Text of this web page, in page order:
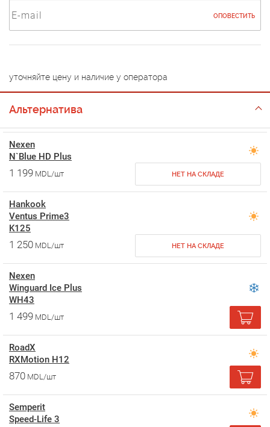
ОПОВЕСТИТЬ
уточняйте цену и наличие у оператора
Альтернатива
Nexen
N`Blue HD Plus
1 199 MDL/шт НЕТ НА СКЛАДЕ
Hankook
Ventus Prime3
K125
1 250 MDL/шт НЕТ НА СКЛАДЕ
Nexen
Winguard Ice Plus
WH43
1 499 MDL/шт
RoadX
RXMotion H12
870 MDL/шт
Semperit
Speed-Life 3